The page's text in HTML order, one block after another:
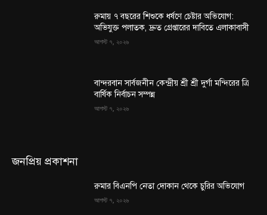
রুমায় ৭ বছরের শিশুকে ধর্ষণে চেষ্টার অভিযোগ:
অভিযুক্ত পলাতক, দ্রুত গ্রেপ্তারের দাবিতে এলাকাবাসী
আগস্ট ৭, ২০২৬
বান্দরবান সার্বজনীন কেন্দ্রীয় শ্রী শ্রী দুর্গা মন্দিরের ত্রি
বার্ষিক নির্বাচন সম্পন্ন
আগস্ট ৭, ২০২৬
জনপ্রিয় প্রকাশনা
রুমার বিএনপি নেতা দোকান থেকে চুরির অভিযোগ
আগস্ট ৭, ২০২৬